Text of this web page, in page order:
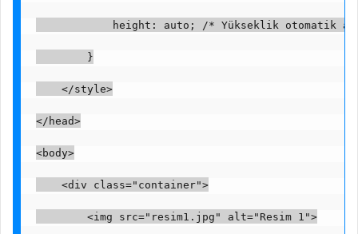
height: auto; /* Yükseklik otomatik
        }
    </style>
</head>
<body>
    <div class="container">
        <img src="resim1.jpg" alt="Resim 1">